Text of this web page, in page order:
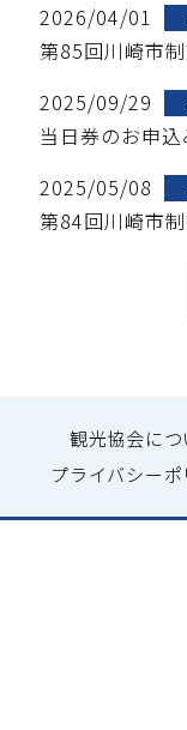
2026/04/01
第85回川崎市
2025/09/29
当日券のお申込
2025/05/08
第84回川崎市
観光協会につ
プライバシーポ